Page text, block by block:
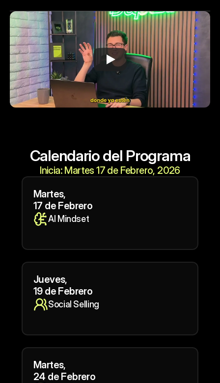
Calendario del Programa
Inicia: Martes 17 de Febrero, 2026
Martes,
17 de Febrero
AI Mindset
Jueves,
19 de Febrero
Social Selling
Martes,
24 de Febrero